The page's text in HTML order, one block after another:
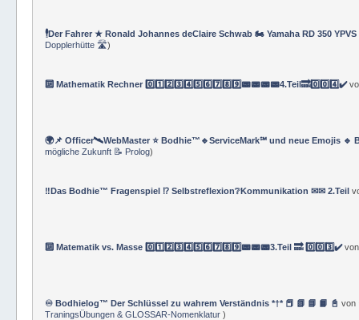
🕴Der Fahrer ★ Ronald Johannes deClaire Schwab 🏍️ Yamaha RD 350
Dopplerhütte 🛣)
🔟 Mathematik Rechner 0️⃣1️⃣2️⃣3️⃣4️⃣5️⃣6️⃣7️⃣8️⃣9️⃣📟📟📟📟4.Teil🔜0️⃣0️⃣4️⃣✔️
🌍📌 Officer🛰WebMaster ⭐️ Bodhie™🔹ServiceMark℠ und neue Emojis 🔹
mögliche Zukunft 📝 Prolog)
‼️Das Bodhie™ Fragenspiel ⁉️ Selbstreflexion❔Kommunikation ✉✉ 2.Teil
🔟 Matematik vs. Masse 0️⃣1️⃣2️⃣3️⃣4️⃣5️⃣6️⃣7️⃣8️⃣9️⃣📟📟📟3.Teil 🔜 0️⃣0️⃣3️⃣✔️
♾️ Bodhielog™ Der Schlüssel zu wahrem Verständnis *†* 📕 📗 📘 📙 📓von
TraningsÜbungen & GLOSSAR-Nomenklatur)